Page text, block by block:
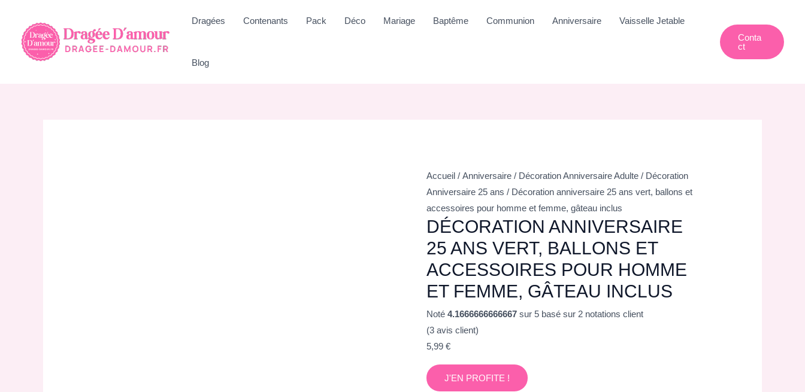
contenu
Dragées Contenants Pack Déco Mariage Baptême Communion Anniversaire Vaisselle Jetable
Blog
Conta
Ct
Accueil / Anniversaire / Décoration Anniversaire Adulte / Décoration
Anniversaire 25 ans / Décoration anniversaire 25 ans vert, ballons et
accessoires pour homme et femme, gâteau inclus
DÉCORATION ANNIVERSAIRE
25 ANS VERT, BALLONS ET
ACCESSOIRES POUR HOMME
ET FEMME, GÂTEAU INCLUS
Noté 4.1666666666667 sur 5 basé sur 2 notations client
(3 avis client)
5,99 €
J'EN PROFITE !